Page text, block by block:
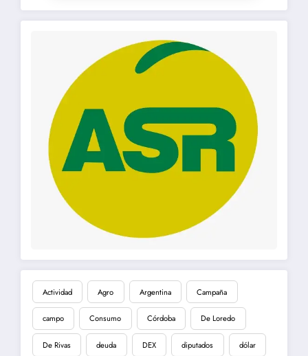
Actividad Agro Argentina Campaña
campo Consumo Córdoba De Loredo
De Rivas deuda DEX diputados dólar